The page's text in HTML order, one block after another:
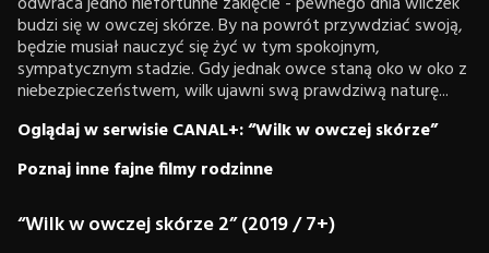
budzi się w owczej skórze. By na powrót przywdziać swoją,
będzie musiał nauczyć się żyć w tym spokojnym,
sympatycznym stadzie. Gdy jednak owce staną oko w oko z
niebezpieczeństwem, wilk ujawni swą prawdziwą naturę...
Oglądaj w serwisie CANAL+: “Wilk w owczej skórze”
Poznaj inne fajne filmy rodzinne
“Wilk w owczej skórze 2” (2019 / 7+)